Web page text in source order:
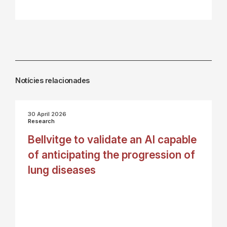
Notícies relacionades
30 April 2026
Research
Bellvitge to validate an AI capable
of anticipating the progression of
lung diseases